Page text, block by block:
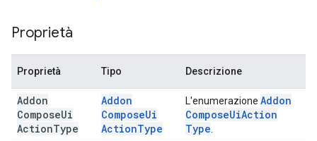
Proprietà
Proprietà Tipo Descrizione
Addon
ComposeUi
ActionType
Addon
ComposeUi
ActionType
L'enumerazione Addon
ComposeUiAction
Type